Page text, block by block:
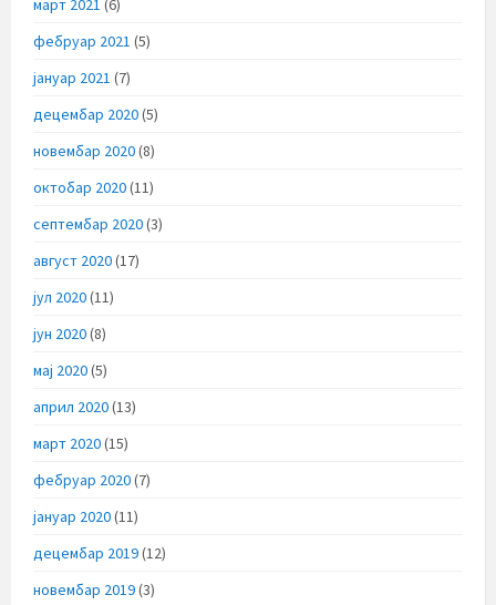
март 2021 (6)
фебруар 2021 (5)
јануар 2021 (7)
децембар 2020(5)
новембар 2020(8)
октобар 2020(11)
септембар 2020(3)
август 2020(17)
јул 2020(11)
јун 2020(8)
мај 2020(5)
април 2020(13)
март 2020(15)
фебруар 2020(7)
јануар 2020(11)
децембар 2019(12)
новембар 2019(3)